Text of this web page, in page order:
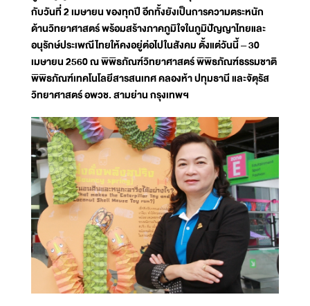
กับวันที่ 2 เมษายน ของทุกปี อีกทั้งยังเป็นการความตระหนัก
ด้านวิทยาศาสตร์ พร้อมสร้างภาคภูมิใจในภูมิปัญญาไทยและ
อนุรักษ์ประเพณีไทยให้คงอยู่ต่อไปในสังคม ตั้งแต่วันนี้ – 30
เมษายน 2560 ณ พิพิธภัณฑ์วิทยาศาสตร์ พิพิธภัณฑ์ธรรมชาติ
พิพิธภัณฑ์เทคโนโลยีสารสนเทศ คลองห้า ปทุมธานี และจัตุรัส
วิทยาศาสตร์ อพวช. สามย่าน กรุงเทพฯ